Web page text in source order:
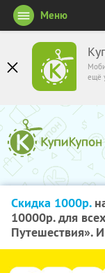
ещё
Меню
Скидка 1000р.
10000р. для
Путешествия».